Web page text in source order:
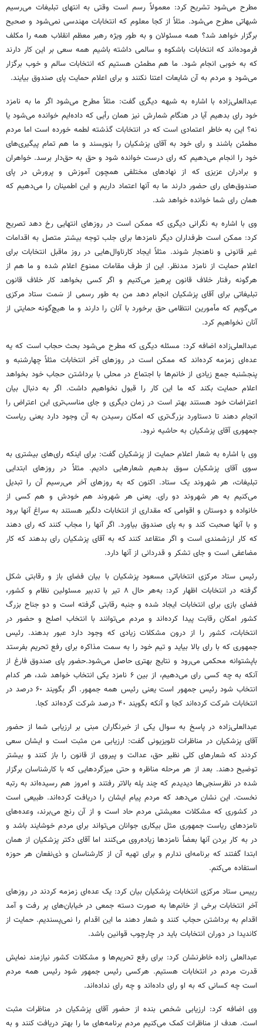
مطرح می‌شود تشریح کرد: معمولاً رسم است وقتی به انتهای تبلیغات می‌رسیم
شبهاتی مطرح می‌شود. مثلاً از کجا معلوم که انتخابات مهندسی نمی‌شود و صحیح
برگزار خواهد شد؟ همه مسئولان و به طور ویژه رهبر معظم انقلاب همه را مکلف
فرموده‌اند که انتخابات باشکوه و سالمی داشته باشیم همه سعی بر این کار دارند
که به خوبی انجام شود. ما هم مطمئن هستیم که انتخابات سالم و خوب برگزار
می‌شود و مردم به آن شایعات اعتنا نکنند و برای اعلام حمایت پای صندوق بیایند.
عبدالعلی‌زاده با اشاره به شبهه دیگری گفت: مثلاً مطرح می‌شود اگر ما به نامزد
خود رای بدهیم آیا در هنگام شمارش نیز همان رأیی که داده‌ایم خوانده می‌شود یا
نه؟ این به خاطر اعتمادی است که در انتخابات گذشته لطمه خورده است اما مردم
مطمئن باشند و رای خود به آقای پزشکیان را بنویسند و ما هم تمام پیگیری‌های
خود را انجام می‌دهیم که رای درست خوانده شود و حق به حق‌دار برسد. خواهران
و برادران عزیزی که از نهادهای مختلفی همچون آموزش و پرورش در پای
صندوق‌های رای حضور دارند ما به آنها اعتماد داریم و این اطمینان را می‌دهیم که
همان رای شما خوانده خواهد شد.
وی با اشاره به نگرانی دیگری که ممکن است در روزهای انتهایی رخ دهد تصریح
کرد: ممکن است طرفداران دیگر نامزدها برای جلب توجه بیشتر متصل به اقدامات
غیر قانونی و ناهنجار شوند. مثلاً ایجاد کارناوال‌هایی در روز ماقبل انتخابات برای
اعلام حمایت از نامزد مدنظر. این از طرف مقامات ممنوع اعلام شده و ما هم از
هرگونه رفتار خلاف قانون پرهیز می‌کنیم و اگر کسی بخواهد کار خلاف قانون
تبلیغاتی برای آقای پزشکیان انجام دهد من به طور رسمی از سَمت ستاد مرکزی
می‌گویم که مأمورین انتظامی حق برخورد با آنان را دارند و ما هیچ‌گونه حمایتی از
آنان نخواهیم کرد.
عبدالعلی‌زاده اضافه کرد: مسئله دیگری که مطرح می‌شود بحث حجاب است که یه
عده‌ای زمزمه کرده‌اند که ممکن است در روزهای آخر انتخابات مثلاً چهارشنبه و
پنجشنبه جمع زیادی از خانم‌ها با اجتماع در محلی با برداشتن حجاب خود بخواهد
اعلام حمایت بکند که ما این کار را قبول نخواهیم داشت. اگر به دنبال بیان
اعتراضات خود هستند بهتر است در زمان دیگری و جای مناسب‌تری این اعتراض را
انجام دهند تا دستاورد بزرگ‌تری که امکان رسیدن به آن وجود دارد یعنی ریاست
جمهوری آقای پزشکیان به حاشیه نرود.
وی با اشاره به شعار اعلام حمایت از پزشکیان گفت: برای اینکه رای‌های بیشتری به
سوی آقای پزشکیان سوق بدهیم شعارهایی دادیم. مثلاً در روزهای ابتدایی
تبلیغات، هر شهروند یک ستاد. اکنون که به روزهای آخر می‌رسیم آن را تبدیل
می‌کنیم به هر شهروند دو رای. یعنی هر شهروند هم خودش و هم کسی از
خانواده و دوستان و اقوامی که مقداری از انتخابات دلگیر هستند به سراغ آنها برود
و با آنها صحبت کند و به پای صندوق بیاورد. اگر آنها را مجاب کنند که رای دهند
که کار ارزشمندی است و اگر متقاعد کنند که به آقای پزشکیان رای بدهند که کار
مضاعفی است و جای تشکر و قدردانی از آنها دارد.
رئیس ستاد مرکزی انتخاباتی مسعود پزشکیان با بیان فضای باز و رقابتی شکل
گرفته در انتخابات اظهار کرد: به‌هر حال ٨ تیر با تدبیر مسئولین نظام و کشور،
فضای بازی برای انتخابات ایجاد شده و جنبه رقابتی گرفته است و دو جناح بزرگ
کشور امکان رقابت پیدا کرده‌اند و مردم می‌توانند با انتخاب اصلح و حضور در
انتخابات، کشور را از درون مشکلات زیادی که وجود دارد عبور بدهند. رئیس
جمهوری که با رای بالا بیاید و تیم خود را به سمت مذاکره برای رفع تحریم بفرستد
باپشتوانه محکمی می‌رود و نتایج بهتری حاصل می‌شود.حضور پای صندوق فارغ از
آنکه به چه کسی رای می‌دهیم، از بین ۶ نامزد یکی انتخاب خواهد شد، هر کدام
انتخاب شود رئیس جمهور است یعنی رئیس همه جمهور. اگر بگویند ۶٠ درصد در
انتخابات شرکت کرده‌اند کجا و آنکه بگویند ۴٠ درصد شرکت کرده‌اند کجا.
عبدالعلی‌زاده در پاسخ به سوال یکی از خبرنگاران مبنی بر ارزیابی شما از حضور
آقای پزشکیان در مناظرات تلویزیونی گفت: ارزیابی من مثبت است و ایشان سعی
کردند که شعارهای کلی نظیر حق، عدالت و پیروی از قانون را باز کنند و بیشتر
توضیح دهند. بعد از هر مرحله مناظره و حتی میزگردهایی که با کارشناسان برگزار
شده در نظرسنجی‌ها دیدیدم که چند پله بالاتر رفتند و امروز هم رسیده‌اند به رتبه
نخست. این نشان می‌دهد که مردم پیام ایشان را دریافت کرده‌اند. طبیعی است
در کشوری که مشکلات معیشتی مردم حاد است و از آن رنج می‌برند، وعده‌های
نامزدهای ریاست جمهوری مثل بیکاری جوانان می‌تواند برای مردم خوشایند باشد و
در به کار بردن آنها بعضاً نامزدها زیاده‌روی می‌کنند اما آقای دکتر پزشکیان از همان
ابتدا گفتند که برنامه‌ای ندارم و برای تهیه آن از کارشناسان و ذی‌نفعان هر حوزه
استفاده می‌کنم.
رییس ستاد مرکزی انتخابات پزشکیان بیان کرد: یک عده‌ای زمزمه کردند در روزهای
آخر انتخابات برخی از خانم‌ها به صورت دسته جمعی در خیابان‌های پر رفت و آمد
اقدام به برداشتن حجاب کنند و شعار دهند ما این اقدام را نمی‌پسندیم. حمایت از
کاندیدا در دوران انتخابات باید در چارچوب قوانین باشد.
عبدالعلی زاده خاطرنشان کرد: برای رفع تحریم‌ها و مشکلات کشور نیازمند نمایش
قدرت مردم در انتخابات هستیم. هرکسی رئیس جمهور شود رئیس همه مردم
است چه کسانی که به او رای داده‌اند و چه رای نداده‌اند.
وی اضافه کرد: ارزیابی شخص بنده از حضور آقای پزشکیان در مناظرات مثبت
است. هدف از مناظرات کمک می‌کنیم مردم برنامه‌های ما را بهتر دریافت کنند و به